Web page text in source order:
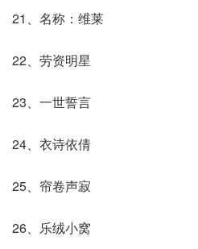
21、名称：维莱
22、劳资明星
23、一世誓言
24、衣诗依倩
25、帘卷声寂
26、乐绒小窝